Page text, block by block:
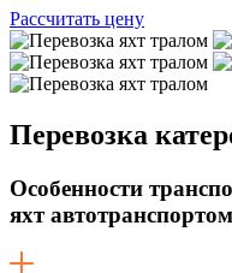
Рассчитать цену
Перевозка
Особенности
яхт автотранспортом